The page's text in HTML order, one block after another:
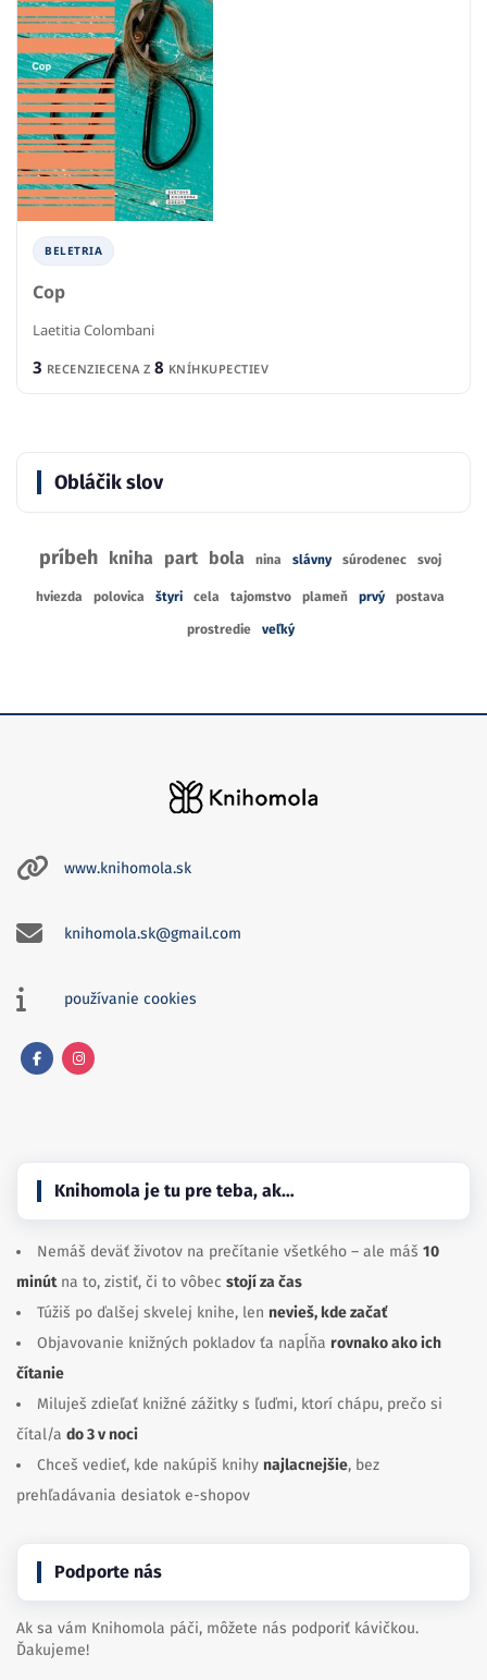
BELETRIA
Cop
Laetitia Colombani
3 RECENZIECENA Z 8 KNÍHKUPECTIEV
Obláčik slov
príbeh kniha part bola nina slávny súrodenec svoj
hviezda polovica štyri cela tajomstvo plameň prvý postava
prostredie veľký
www.knihomola.sk
knihomola.sk@gmail.com
používanie cookies
Knihomola je tu pre teba, ak…
Nemáš deväť životov na prečítanie všetkého – ale máš 10
minútna to, zistiť, či to vôbec stojí za čas
Túžiš po ďalšej skvelej knihe, len nevieš, kde začať
Objavovanie knižných pokladov ťa napĺňa rovnako ako ich
čítanie
Miluješ zdieľať knižné zážitky s ľuďmi, ktorí chápu, prečo si
čítal/a do 3 v noci
Chceš vedieť, kde nakúpiš knihy najlacnejšie, bez
prehľadávania desiatok e-shopov
Podporte nás
Ak sa vám Knihomola páči, môžete nás podporiť kávičkou.
Ďakujeme!